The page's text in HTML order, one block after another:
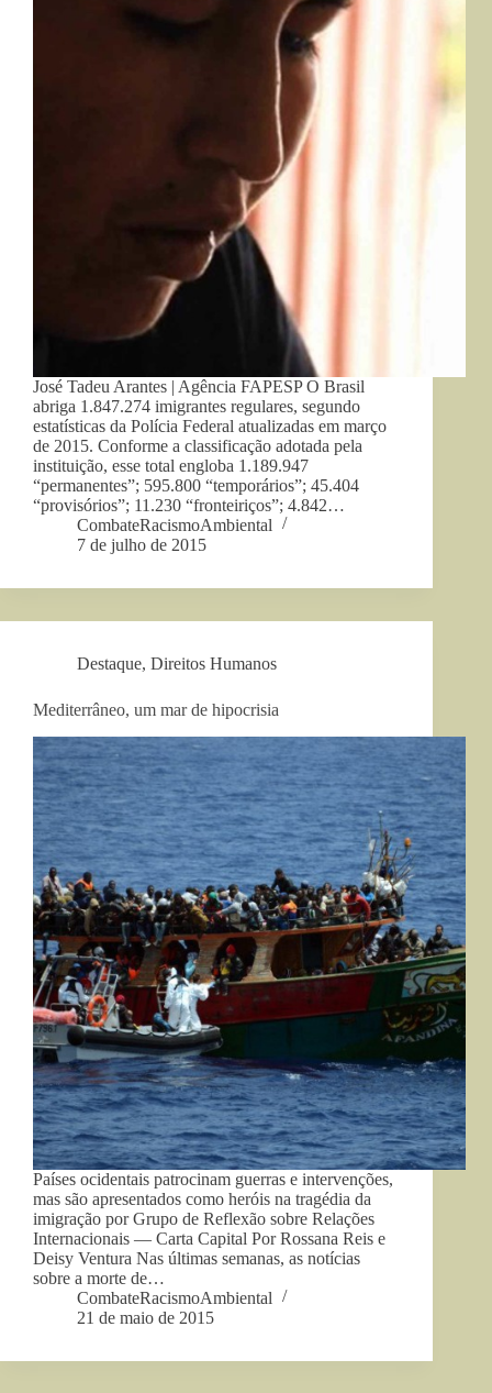
José Tadeu Arantes | Agência FAPESP O Brasil
abriga 1.847.274 imigrantes regulares, segundo
estatísticas da Polícia Federal atualizadas em março
de 2015. Conforme a classificação adotada pela
instituição, esse total engloba 1.189.947
“permanentes”; 595.800 “temporários”; 45.404
“provisórios”; 11.230 “fronteiriços”; 4.842…
CombateRacismoAmbiental
7 de julho de 2015
Destaque, Direitos Humanos
Mediterrâneo, um mar de hipocrisia
Países ocidentais patrocinam guerras e intervenções,
mas são apresentados como heróis na tragédia da
imigração por Grupo de Reflexão sobre Relações
Internacionais — Carta Capital Por Rossana Reis e
Deisy Ventura Nas últimas semanas, as notícias
sobre a morte de…
CombateRacismoAmbiental
21 de maio de 2015